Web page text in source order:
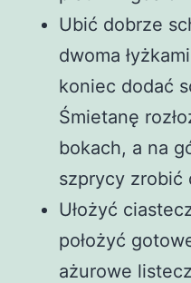
Ubić dobrze
dwoma
koniec dodać
Śmietanę
bokach, a na
szprycy zrobić
Ułożyć
położyć
ażurowe